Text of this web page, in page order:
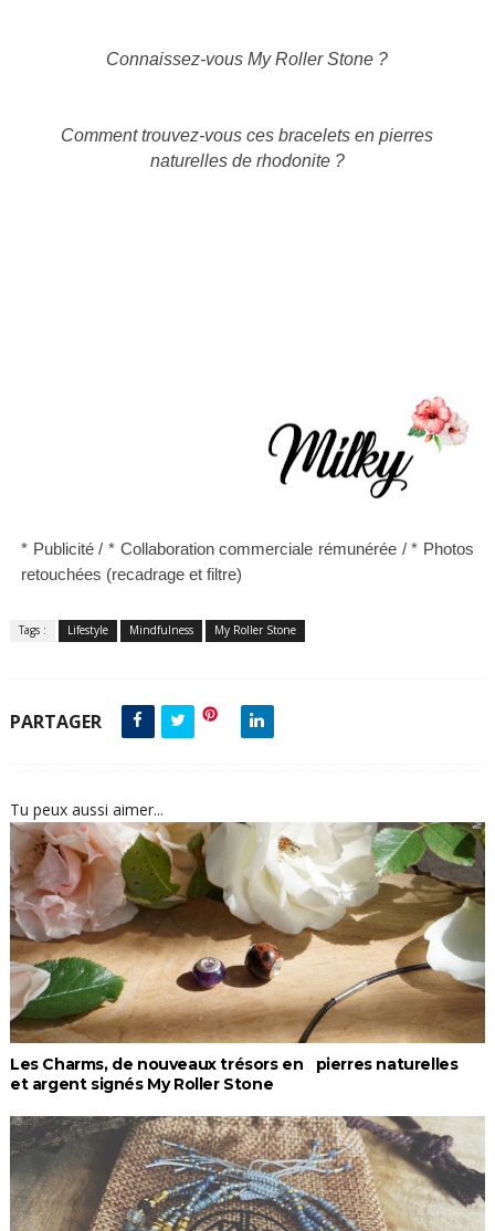
Connaissez-vousMy Roller Stone ?
Comment trouvez-vous ces bracelets en pierres
naturelles de rhodonite?
* Publicité / * Collaboration commerciale rémunérée / * Photos
retouchées (recadrage et filtre)
Tags : Lifestyle Mindfulness My Roller Stone
PARTAGER
Tu peux aussi aimer...
Les Charms, de nouveaux trésors en pierres naturelles
et argent signés My Roller Stone